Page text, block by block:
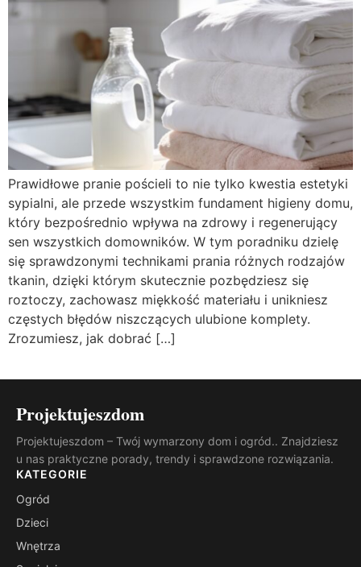
Prawidłowe pranie pościeli to nie tylko kwestia estetyki
sypialni, ale przede wszystkim fundament higieny domu,
który bezpośrednio wpływa na zdrowy i regenerujący
sen wszystkich domowników. W tym poradniku dzielę
się sprawdzonymi technikami prania różnych rodzajów
tkanin, dzięki którym skutecznie pozbędziesz się
roztoczy, zachowasz miękkość materiału i unikniesz
częstych błędów niszczących ulubione komplety.
Zrozumiesz, jak dobrać […]
Projektujeszdom
Projektujeszdom – Twój wymarzony dom i ogród.. Znajdziesz
u nas praktyczne porady, trendy i sprawdzone rozwiązania.
KATEGORIE
Ogród
Dzieci
Wnętrza